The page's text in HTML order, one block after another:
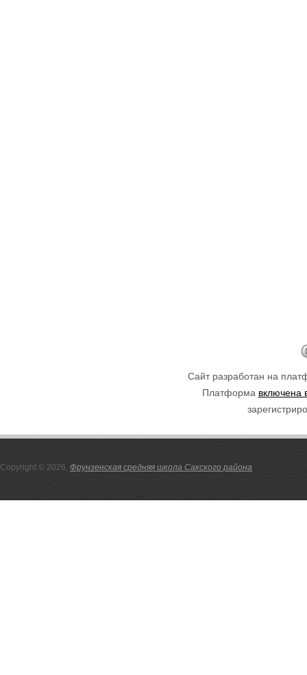
Сайт разработан на
Платформа включена
Copyright © 2026, Фрунзенская средняя школа Сакского района